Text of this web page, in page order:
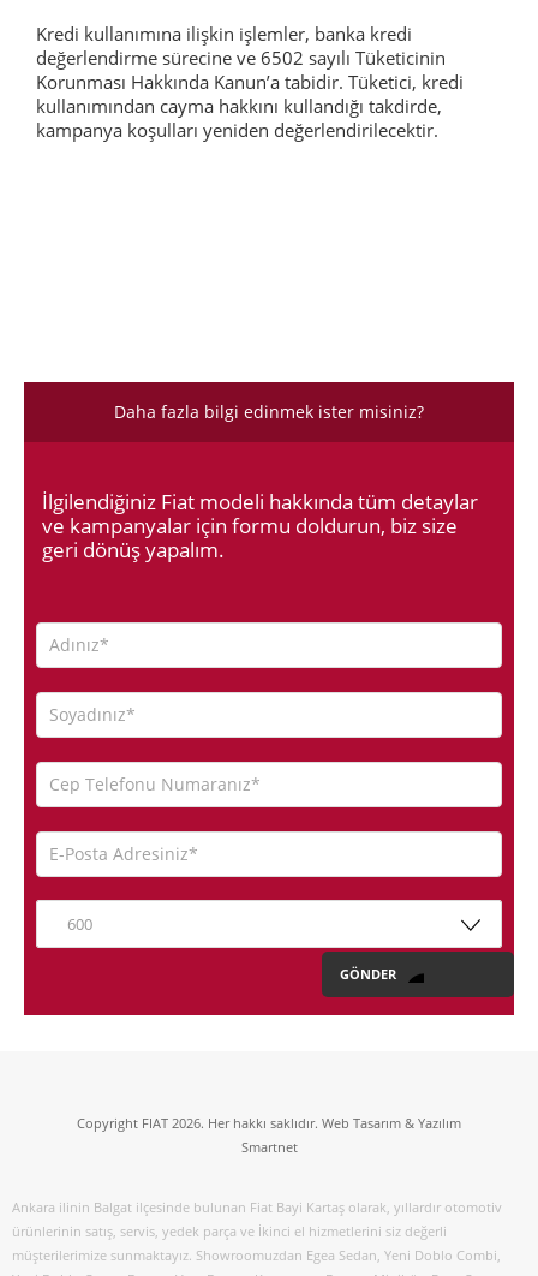
Kredi kullanımına ilişkin işlemler, banka kredi
değerlendirme sürecine ve 6502 sayılı Tüketicinin
Korunması Hakkında Kanun’a tabidir. Tüketici, kredi
kullanımından cayma hakkını kullandığı takdirde,
kampanya koşulları yeniden değerlendirilecektir.
Daha fazla bilgi edinmek ister misiniz?
İlgilendiğiniz Fiat modeli hakkında tüm detaylar
ve kampanyalar için formu doldurun, biz size
geri dönüş yapalım.
600
Copyright FIAT 2026. Her hakkı saklıdır. Web Tasarım & Yazılım
Smartnet
Ankara ilinin Balgat ilçesinde bulunan Fiat Bayi Kartaş olarak, yıllardır otomotiv
ürünlerinin satış, servis, yedek parça ve İkinci el hizmetlerini siz değerli
müşterilerimize sunmaktayız. Showroomuzdan Egea Sedan, Yeni Doblo Combi,